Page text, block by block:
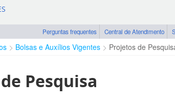
Perguntas frequentes Central de Atendimento
Bolsas e Auxílios Vigentes Projetos de
Pesquisa